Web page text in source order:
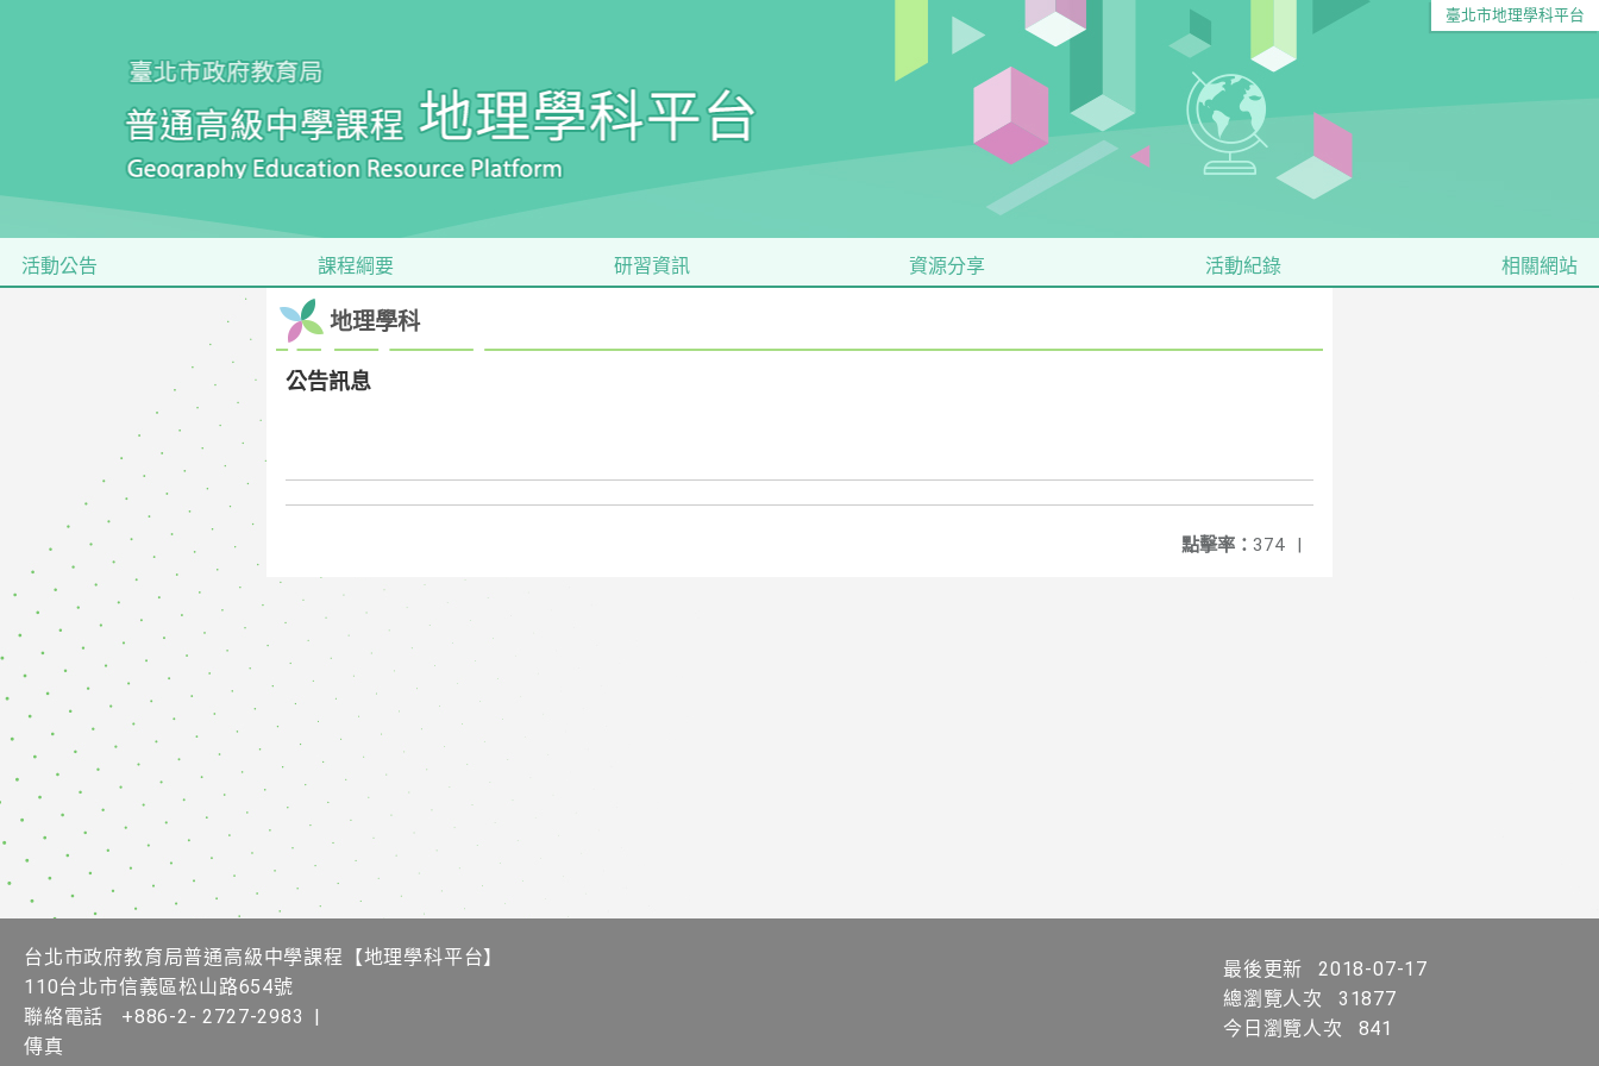
臺北市地理學科平台
活動公告 課程綱要 研習資訊 資源分享 活動紀錄 相關網站
地理學科
公告訊息
點擊率： 374 |
台北市政府教育局普通高級中學課程【地理學科平台】
110台北市信義區松山路654號
聯絡電話
+886-2- 2727-2983
|
傳真
最後更新
2018-07-17
總瀏覽人次
31877
今日瀏覽人次
841